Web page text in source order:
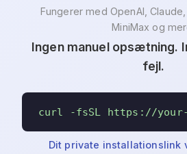
Fungerer med OpenAI, Claude,
MiniMax og
Ingen manuel opsætning.
fejl.
curl -fsSL https://
Dit private installationslink